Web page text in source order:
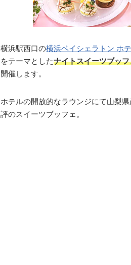
横浜駅西口の横浜ベイシェラトン ホ
をテーマとしたナイトスイーツブッ
開催します。
ホテルの開放的なラウンジにて山梨
評のスイーツブッフェ。